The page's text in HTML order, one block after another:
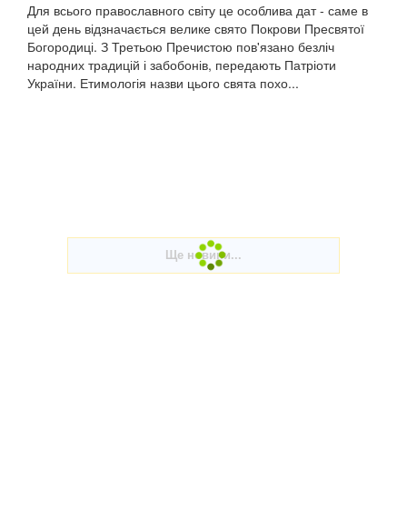
Для всього православного світу це особлива дат - саме в
цей день відзначається велике свято Покрови Пресвятої
Богородиці. З Третьою Пречистою пов'язано безліч
народних традицій і забобонів, передають Патріоти
України. Етимологія назви цього свята похо...